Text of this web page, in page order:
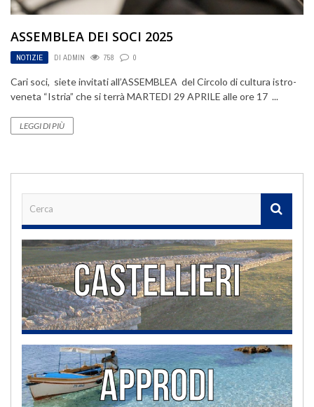
ASSEMBLEA DEI SOCI 2025
NOTIZIE DI ADMIN 758 0
Cari soci, siete invitati all’ASSEMBLEA del Circolo di cultura istro-
veneta “Istria” che si terrà MARTEDI 29 APRILE alle ore 17 ...
LEGGI DI PIÙ